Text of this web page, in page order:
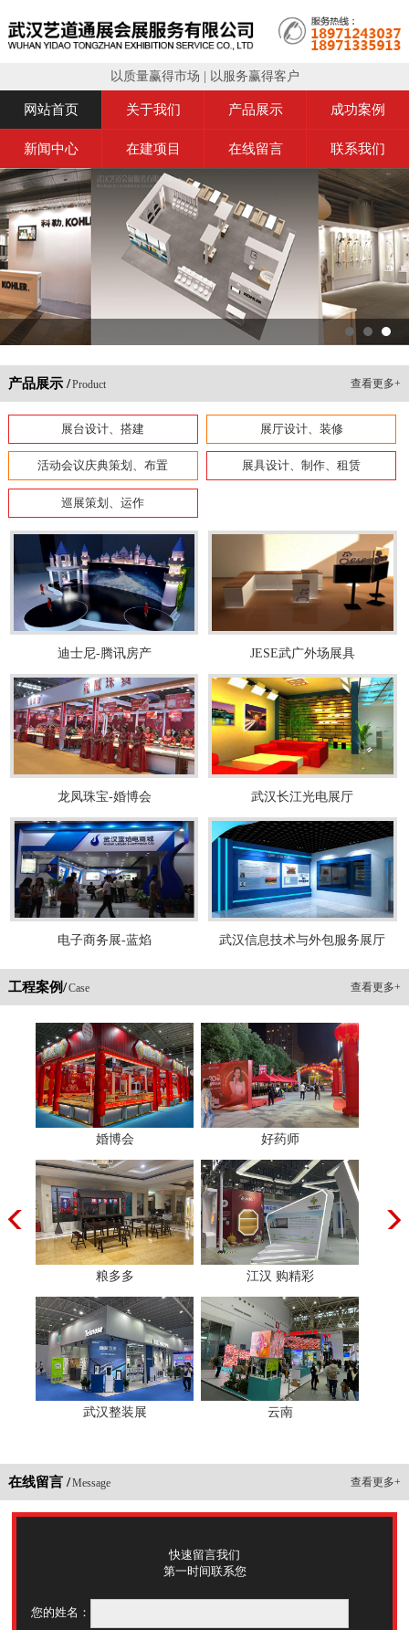
以质量赢得市场 | 以服务赢得客户
网站首页 关于我们 产品展示 成功案例
新闻中心 在建项目 在线留言 联系我们
产品展示 /Product 查看更多+
展台设计、搭建 展厅设计、装修
活动会议庆典策划、布置 展具设计、制作、租赁
巡展策划、运作
迪士尼-腾讯房产 JESE武广外场展具
龙凤珠宝-婚博会 武汉长江光电展厅
电子商务展-蓝焰 武汉信息技术与外包服务展厅
工程案例/Case 查看更多+
婚博会 好药师
粮多多 江汉 购精彩
武汉整装展 云南
在线留言 /Message 查看更多+
快速留言我们
第一时间联系您
您的姓名：